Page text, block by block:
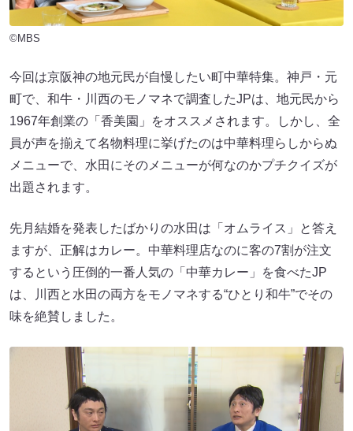
©MBS
今回は京阪神の地元民が自慢したい町中華特集。神戸・元
町で、和牛・川西のモノマネで調査したJPは、地元民から
1967年創業の「香美園」をオススメされます。しかし、全
員が声を揃えて名物料理に挙げたのは中華料理らしからぬ
メニューで、水田にそのメニューが何なのかプチクイズが
出題されます。
先月結婚を発表したばかりの水田は「オムライス」と答え
ますが、正解はカレー。中華料理店なのに客の7割が注文
するという圧倒的一番人気の「中華カレー」を食べたJP
は、川西と水田の両方をモノマネする“ひとり和牛”でその
味を絶賛しました。